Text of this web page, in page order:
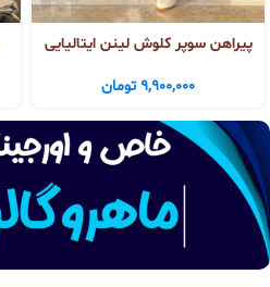
پیراهن سوپر کلوش لینن ایتالیایی
9,900,000 تومان